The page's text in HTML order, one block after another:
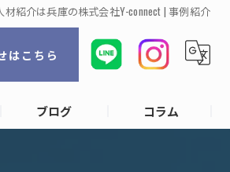
材紹介は兵庫の株式会社Y-connect | 事例紹介
はこちら
ブログ コラム